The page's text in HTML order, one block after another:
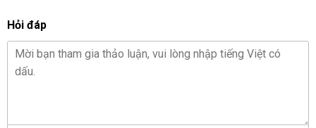
Hỏi đáp